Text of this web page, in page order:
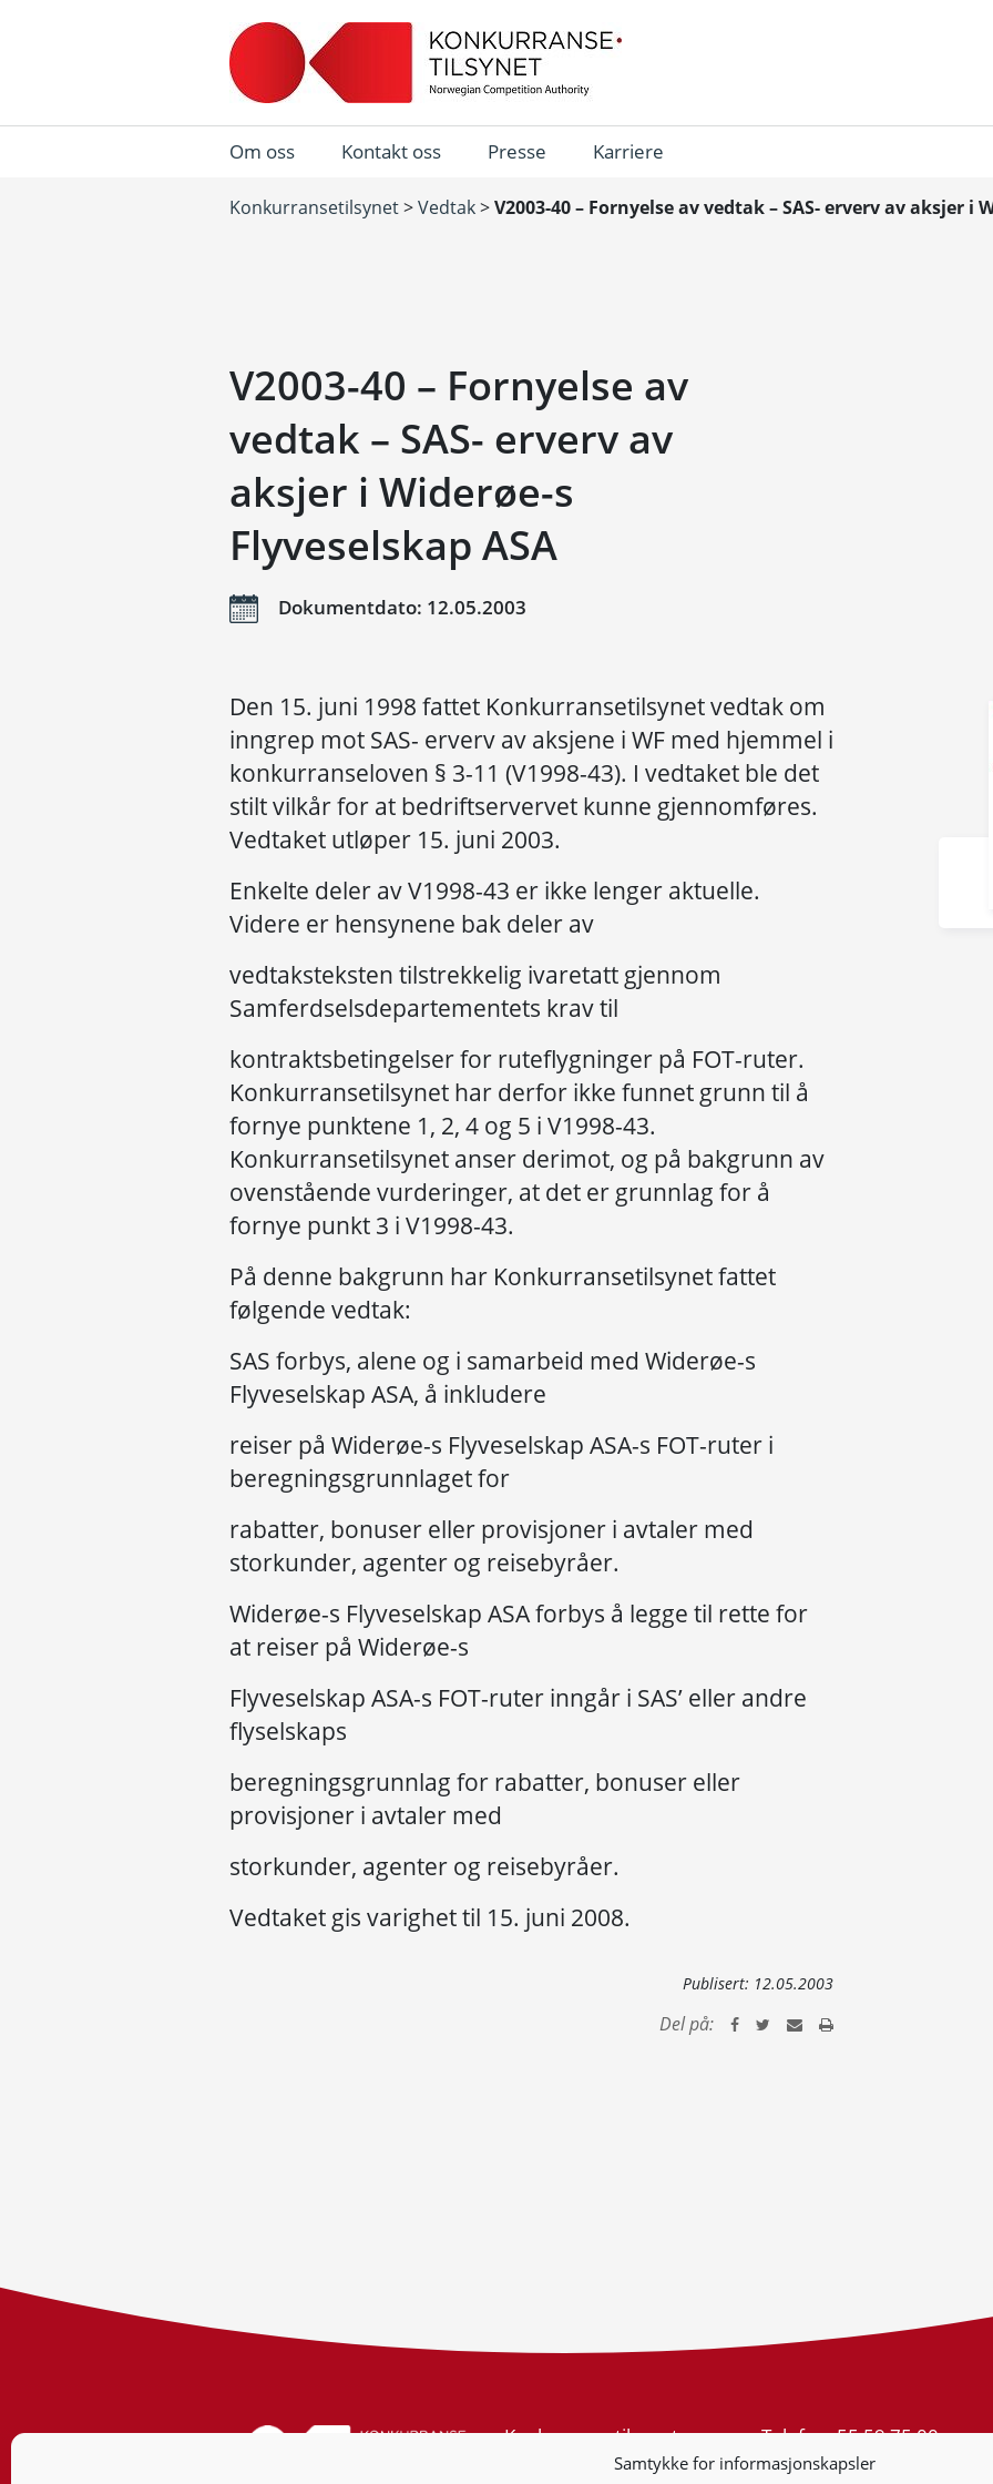
Samtykke for informasjonskapsler
Om oss Kontakt oss Presse Karriere
Konkurransetilsynet>Vedtak>V2003-40 – Fornyelse av vedtak – SAS- erverv av aksjer i
V2003-40 – Fornyelse av
vedtak – SAS- erverv av
aksjer i Widerøe-s
Flyveselskap ASA
Dokumentdato: 12.05.2003
Den 15. juni 1998 fattet Konkurransetilsynet vedtak om
inngrep mot SAS- erverv av aksjene i WF med hjemmel i
konkurranseloven § 3-11 (V1998-43). I vedtaket ble det
stilt vilkår for at bedriftservervet kunne gjennomføres.
Vedtaket utløper 15. juni 2003.
Enkelte deler av V1998-43 er ikke lenger aktuelle.
Videre er hensynene bak deler av
vedtaksteksten tilstrekkelig ivaretatt gjennom
Samferdselsdepartementets krav til
kontraktsbetingelser for ruteflygninger på FOT-ruter.
Konkurransetilsynet har derfor ikke funnet grunn til å
fornye punktene 1, 2, 4 og 5 i V1998-43.
Konkurransetilsynet anser derimot, og på bakgrunn av
ovenstående vurderinger, at det er grunnlag for å
fornye punkt 3 i V1998-43.
På denne bakgrunn har Konkurransetilsynet fattet
følgende vedtak:
SAS forbys, alene og i samarbeid med Widerøe-s
Flyveselskap ASA, å inkludere
reiser på Widerøe-s Flyveselskap ASA-s FOT-ruter i
beregningsgrunnlaget for
rabatter, bonuser eller provisjoner i avtaler med
storkunder, agenter og reisebyråer.
Widerøe-s Flyveselskap ASA forbys å legge til rette for
at reiser på Widerøe-s
Flyveselskap ASA-s FOT-ruter inngår i SAS’ eller andre
flyselskaps
beregningsgrunnlag for rabatter, bonuser eller
provisjoner i avtaler med
storkunder, agenter og reisebyråer.
Vedtaket gis varighet til 15. juni 2008.
Publisert: 12.05.2003
Del på:
Konkurransetilsynet
Postboks 439 Sentrum
Telefon:55 59 75 00
E-post:post@kt.no